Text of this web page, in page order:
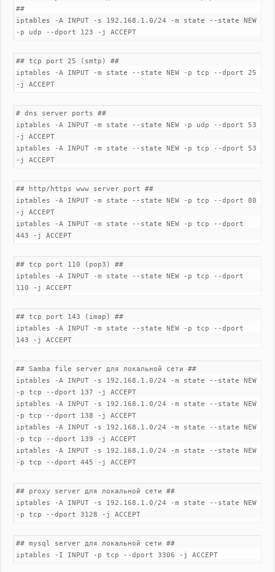
##
iptables -A INPUT -s 192.168.1.0/24 -m state --state NEW
-p udp --dport 123 -j ACCEPT
## tcp port 25 (smtp) ##
iptables -A INPUT -m state --state NEW -p tcp --dport 25
-j ACCEPT
# dns server ports ##
iptables -A INPUT -m state --state NEW -p udp --dport 53
-j ACCEPT
iptables -A INPUT -m state --state NEW -p tcp --dport 53
-j ACCEPT
## http/https www server port ##
iptables -A INPUT -m state --state NEW -p tcp --dport 80
-j ACCEPT
iptables -A INPUT -m state --state NEW -p tcp --dport
443 -j ACCEPT
## tcp port 110 (pop3) ##
iptables -A INPUT -m state --state NEW -p tcp --dport
110 -j ACCEPT
## tcp port 143 (imap) ##
iptables -A INPUT -m state --state NEW -p tcp --dport
143 -j ACCEPT
## Samba file server для локальной сети ##
iptables -A INPUT -s 192.168.1.0/24 -m state --state NEW
-p tcp --dport 137 -j ACCEPT
iptables -A INPUT -s 192.168.1.0/24 -m state --state NEW
-p tcp --dport 138 -j ACCEPT
iptables -A INPUT -s 192.168.1.0/24 -m state --state NEW
-p tcp --dport 139 -j ACCEPT
iptables -A INPUT -s 192.168.1.0/24 -m state --state NEW
-p tcp --dport 445 -j ACCEPT
## proxy server для локальной сети ##
iptables -A INPUT -s 192.168.1.0/24 -m state --state NEW
-p tcp --dport 3128 -j ACCEPT
## mysql server для локальной сети ##
iptables -I INPUT -p tcp --dport 3306 -j ACCEPT